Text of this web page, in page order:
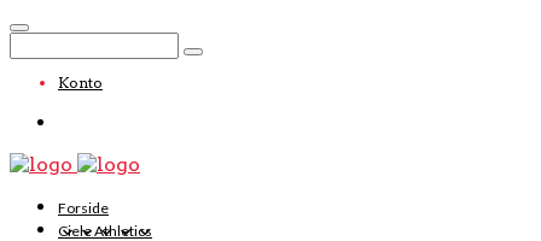
Konto
Forside
Ciele Athletics